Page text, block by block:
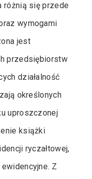
różnią się przede
wymogami
jest
przedsiębiorstw
działalność
określonych
uproszczonej
książki
ryczałtowej,
Z